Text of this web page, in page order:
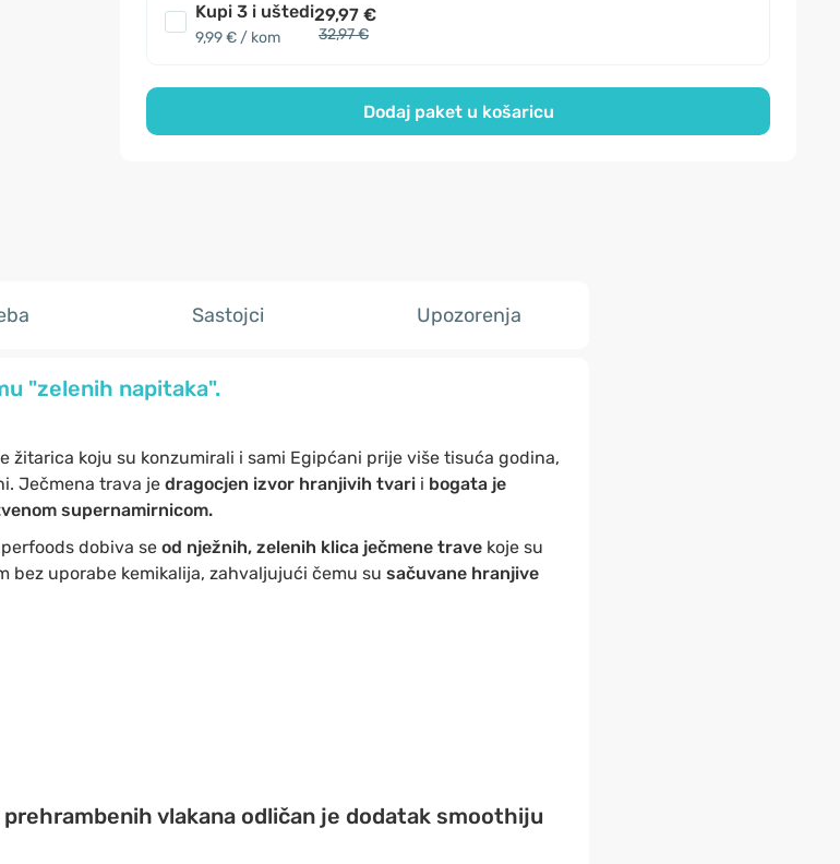
Kupi 3 i uštedi
9,99 € / kom
29,97 €
32,97 €
Dodaj paket u košaricu
Sastojci Upozorenja
"zelenih napitaka".
žitarica koju su konzumirali i sami Egipćani prije više tisuća godina,
Ječmena trava je dragocjen izvor hranjivih tvari i bogata je
supernamirnicom.
dobiva seod nježnih, zelenih klica ječmene travekoje su
bez uporabe kemikalija, zahvaljujući čemu su sačuvane hranjive
vlakana odličan je dodatak smoothiju